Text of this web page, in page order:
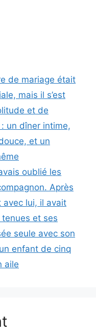
de mariage était
mais il s’est
et de
un dîner intime,
et un
oublié les
Après
lui, il avait
et ses
seule avec son
enfant de cinq
aile